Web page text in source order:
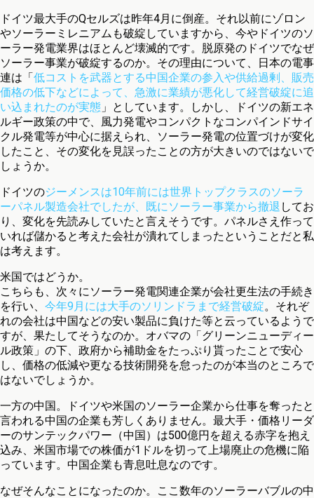
ドイツ最大手のQセルズは昨年4月に倒産。それ以前にゾロン
やソーラーミレニアムも破綻していますから、今やドイツのソ
ーラー発電業界はほとんど壊滅的です。脱原発のドイツでなぜ
ソーラー事業が破綻するのか。その理由について、日本の電事
連は「低コストを武器とする中国企業の参入や供給過剰、販売
価格の低下などによって、急激に業績が悪化して経営破綻に追
い込まれたのが実態 」としています。しかし、ドイツの新エネ
ルギー政策の中で、風力発電やコンパクトなコンパインドサイ
クル発電等が中心に据えられ、ソーラー発電の位置づけが変化
したこと、その変化を見誤ったことの方が大きいのではないで
しょうか。
ドイツのジーメンスは10年前には世界トップクラスのソーラ
ーパネル製造会社でしたが、既にソーラー事業から撤退 してお
り、変化を先読みしていたと言えそうです。パネルさえ作って
いれば儲かると考えた会社が潰れてしまったということだと私
は考えます。
米国ではどうか。
こちらも、次々にソーラー発電関連企業が会社更生法の手続き
を行い、 今年9月には大手のソリンドラまで経営破綻。それぞ
れの会社は中国などの安い製品に負けた等と云っているようで
すが、果たしてそうなのか。オバマの「グリーンニューディー
ル政策」の下、政府から補助金をたっぷり貰ったことで安心
し、価格の低減や更なる技術開発を怠ったのが本当のところで
はないでしょうか。
一方の中国。ドイツや米国のソーラー企業から仕事を奪ったと
言われる中国の企業も芳しくありません。最大手・価格リーダ
ーのサンテックパワー（中国）は500億円を超える赤字を抱え
込み、米国市場での株価が1ドルを切って上場廃止の危機に陥
っています。中国企業も青息吐息なのです。
なぜそんなことになったのか。ここ数年のソーラーバブルの中